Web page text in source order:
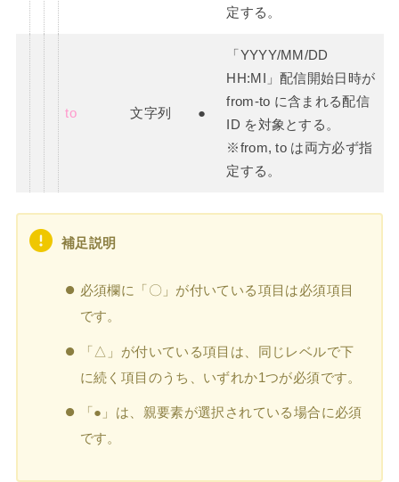
定する。
to 文字列 ●
「YYYY/MM/DD
HH:MI」配信開始日時が
from-to に含まれる配信
ID を対象とする。
※from, to は両方必ず指
定する。
補足説明
必須欄に「〇」が付いている項目は必須項目
です。
「△」が付いている項目は、同じレベルで下
に続く項目のうち、いずれか1つが必須です。
「●」は、親要素が選択されている場合に必須
です。